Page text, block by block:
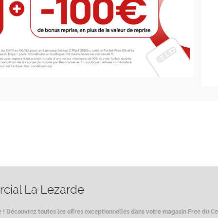
La Lezarde
! Découvrez toutes les offres exceptionnelles dans votre magasin Free du